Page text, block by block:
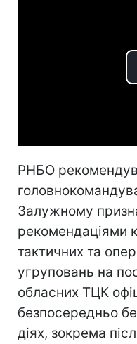
РНБО
Залужному
рекомендаціями
тактичних та
угруповань на
обласних ТЦК
безпосередньо
діях, зокрема